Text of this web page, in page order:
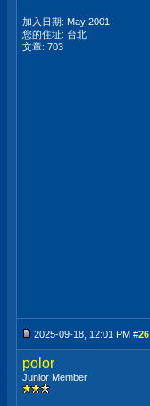
加入日期: May 2001
您的住址: 台北
文章: 703
2025-09-18, 12:01 PM #26
polor
Junior Member